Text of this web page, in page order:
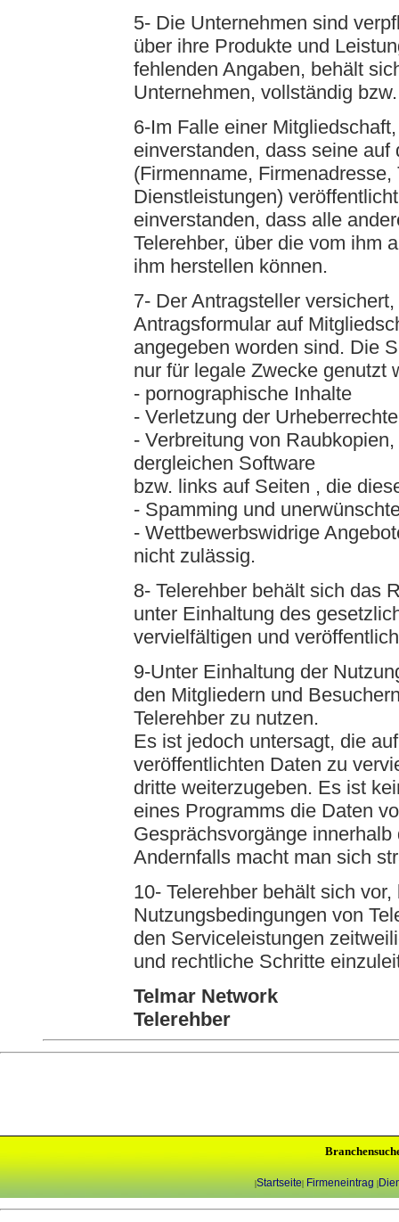
5- Die Unternehmen sind
über ihre Produkte und
fehlenden Angaben, behält
Unternehmen, vollständig
6-Im Falle einer
einverstanden, dass seine
(Firmenname,
Dienstleistungen)
einverstanden, dass alle
Telerehber, über die vom ihm
ihm herstellen können.
7- Der Antragsteller
Antragsformular auf
angegeben worden sind. Die
nur für legale Zwecke genutzt
- pornographische Inhalte
- Verletzung der Urheberrechte
- Verbreitung von
dergleichen Software
bzw. links auf Seiten , die
- Spamming und
- Wettbewerbswidrige
nicht zulässig.
8- Telerehber behält sich das
unter Einhaltung des
vervielfältigen und
9-Unter Einhaltung der
den Mitgliedern und
Telerehber zu nutzen.
Es ist jedoch untersagt, die
veröffentlichten Daten zu
dritte weiterzugeben. Es ist
eines Programms die Daten
Gesprächsvorgänge
Andernfalls macht man sich
10- Telerehber behält sich
Nutzungsbedingungen von
den Serviceleistungen
und rechtliche Schritte
Telmar Network
Telerehber
|Startseite| Firmeneintrag |